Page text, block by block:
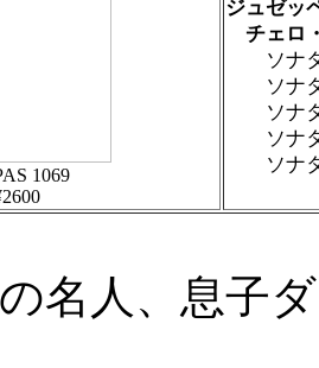
1069
ジュゼッ
チェロ
ソナタ
ソナタ
ソナタ
ソナタ
ソナタ
名人、息子